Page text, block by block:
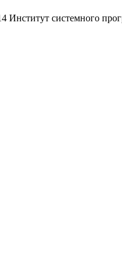
Институт системного